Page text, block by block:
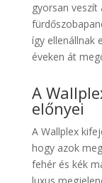
gyorsan veszít
így ellenállnak
éveken át
A
előnyei
A Wallplex
hogy azok
fehér és kék